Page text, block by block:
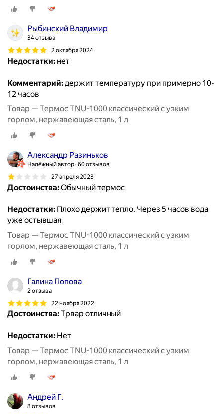
Рыбинский Владимир
34 отзыва
2 октября 2024
Недостатки: нет
Комментарий:держит температуру при примерно 10-
12 часов
Товар — Термос TNU-1000 классический с узким
горлом, нержавеющая сталь, 1 л
Александр Разиньков
Надёжный автор 60 отзывов
27 апреля 2023
Достоинства:Обычный термос
Недостатки: Плохо держит тепло. Через 5 часов вода
уже остывшая
Товар — Термос TNU-1000 классический с узким
горлом, нержавеющая сталь, 1 л
Галина Попова
2 отзыва
22 ноября 2022
Достоинства:Трвар отличный
Недостатки: Нет
Товар — Термос TNU-1000 классический с узким
горлом, нержавеющая сталь, 1 л
Андрей Г.
8 отзывов